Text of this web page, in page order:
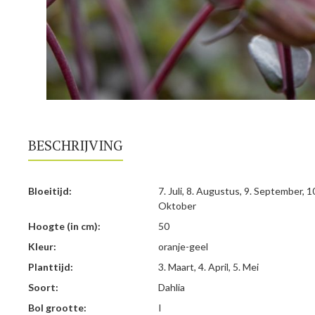
BESCHRIJVING
Bloeitijd:
7. Juli, 8. Augustus, 9. September,
Oktober
Hoogte (in cm):
50
Kleur:
oranje-geel
Planttijd:
3. Maart, 4. April, 5. Mei
Soort:
Dahlia
Bol grootte:
I